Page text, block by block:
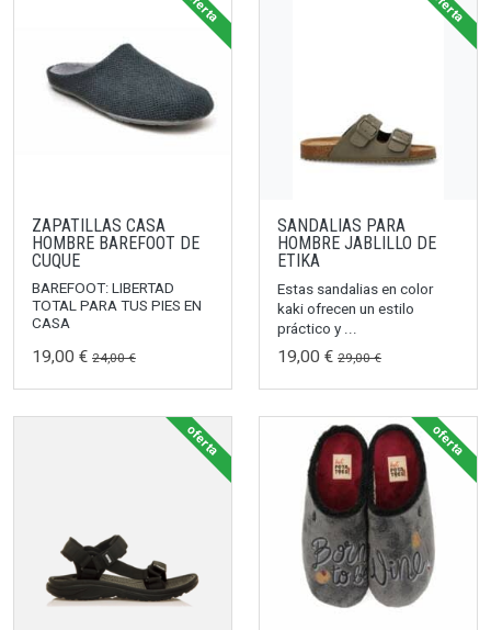
ZAPATILLAS CASA
HOMBRE BAREFOOT DE
CUQUE
BAREFOOT: LIBERTAD
TOTAL PARA TUS PIES EN
CASA
19,00 € 24,00 €
SANDALIAS PARA
HOMBRE JABLILLO DE
ETIKA
Estas sandalias en color
kaki ofrecen un estilo
práctico y ...
19,00 € 29,00 €
oferta oferta